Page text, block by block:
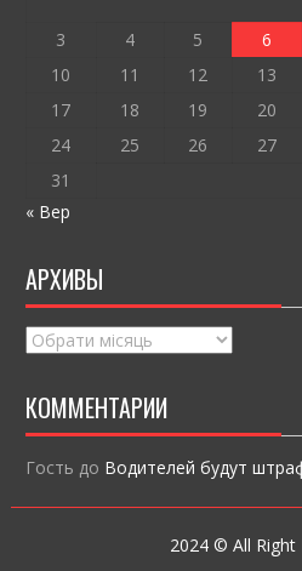
ся
3
4 5 6
10
11 12 13
17
18 19 20
24
25 26 27
31
« Вер
АРХИВЫ
Архивы
КОММЕНТАРИИ
Гость до Водителей будут
2024 © All Right